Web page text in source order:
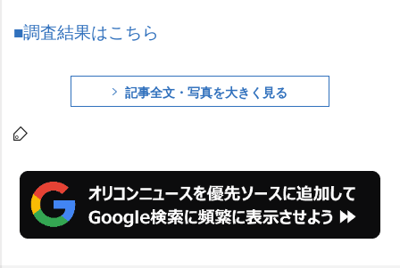
■調査結果はこちら
記事全文・写真を大きく見る